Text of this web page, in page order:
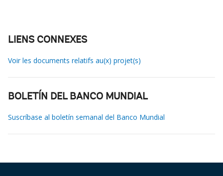
LIENS CONNEXES
Voir les documents relatifs au(x) projet(s)
BOLETÍN DEL BANCO MUNDIAL
Suscríbase al boletín semanal del Banco Mundial